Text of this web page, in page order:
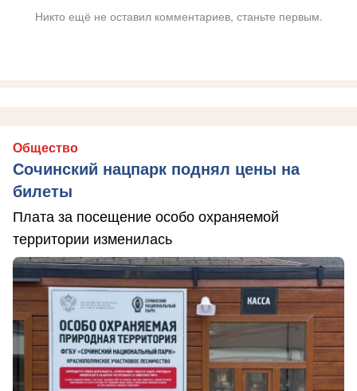
Никто ещё не оставил комментариев, станьте первым.
Общество
Сочинский нацпарк поднял цены на
билеты
Плата за посещение особо охраняемой
территории изменилась